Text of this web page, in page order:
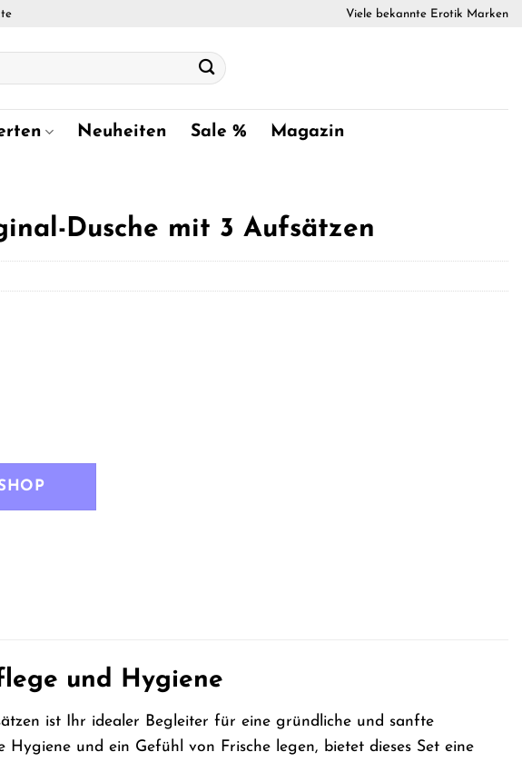
Viele bekannte Erotik Marken
Neuheiten Sale % Magazin
Dusche mit 3 Aufsätzen
€.
und Hygiene
ist Ihr idealer Begleiter für eine gründliche und sanfte
und ein Gefühl von Frische legen, bietet dieses Set eine